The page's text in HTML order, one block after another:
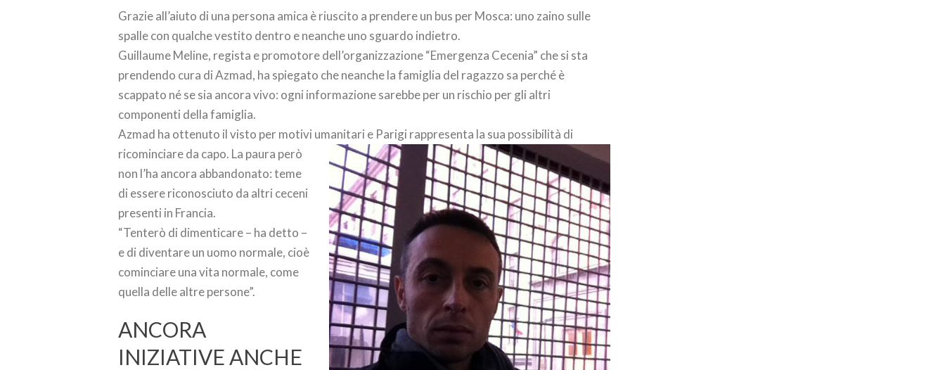
Grazie all’aiuto di una persona amica è riuscito a prendere un bus per Mosca: uno zaino sulle
spalle con qualche vestito dentro e neanche uno sguardo indietro.
Guillaume Meline, regista e promotore dell’organizzazione “Emergenza Cecenia” che si sta
prendendo cura di Azmad, ha spiegato che neanche la famiglia del ragazzo sa perché è
scappato né se sia ancora vivo: ogni informazione sarebbe per un rischio per gli altri
componenti della famiglia.
Azmad ha ottenuto il visto per motivi umanitari e Parigi rappresenta la sua possibilità di
ricominciare da capo. La paura però
non l’ha ancora abbandonato: teme
di essere riconosciuto da altri ceceni
presenti in Francia.
“Tenterò di dimenticare – ha detto –
e di diventare un uomo normale, cioè
cominciare una vita normale, come
quella delle altre persone”.
ANCORA
INIZIATIVE ANCHE